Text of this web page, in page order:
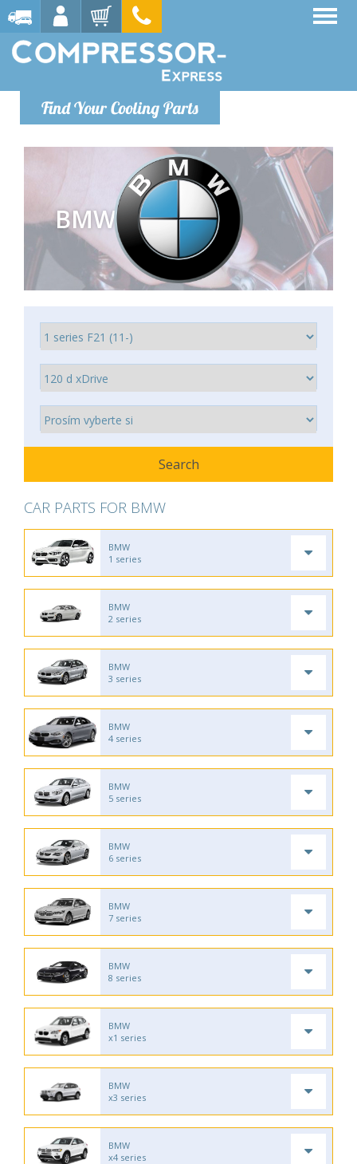
Find Your Cooling Parts
BMW
CAR PARTS FOR BMW
BMW
1 series
BMW
2 series
BMW
3 series
BMW
4 series
BMW
5 series
BMW
6 series
BMW
7 series
BMW
8 series
BMW
x1 series
BMW
x3 series
BMW
x4 series